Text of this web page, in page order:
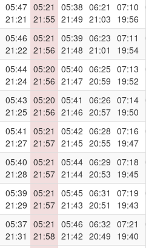
05:47
21:21
05:21
21:55
05:38
21:49
06:21
21:03
07:10
19:56
05:46
21:22
05:21
21:56
05:39
21:48
06:23
21:01
07:11
19:54
05:44
21:24
05:20
21:56
05:40
21:47
06:25
20:59
07:13
19:52
05:43
21:25
05:20
21:56
05:41
21:46
06:26
20:57
07:14
19:50
05:41
21:27
05:21
21:57
05:42
21:45
06:28
20:55
07:16
19:47
05:40
21:28
05:21
21:57
05:44
21:44
06:29
20:53
07:18
19:45
05:39
21:29
05:21
21:57
05:45
21:43
06:31
20:51
07:19
19:43
05:37
21:31
05:21
21:58
05:46
21:42
06:32
20:49
07:21
19:40